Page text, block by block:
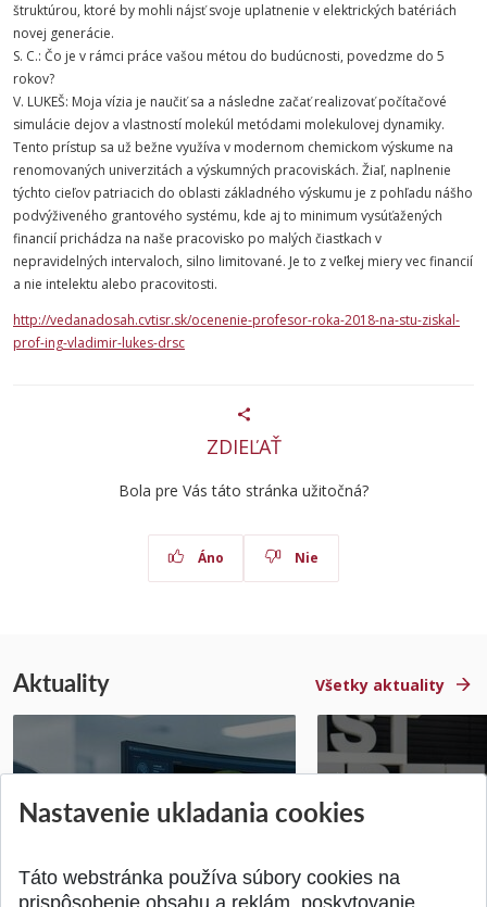
štruktúrou, ktoré by mohli nájsť svoje uplatnenie v elektrických batériách
novej generácie.
S. C.: Čo je v rámci práce vašou métou do budúcnosti, povedzme do 5
rokov?
V. LUKEŠ: Moja vízia je naučiť sa a následne začať realizovať počítačové
simulácie dejov a vlastností molekúl metódami molekulovej dynamiky.
Tento prístup sa už bežne využíva v modernom chemickom výskume na
renomovaných univerzitách a výskumných pracoviskách. Žiaľ, naplnenie
týchto cieľov patriacich do oblasti základného výskumu je z pohľadu nášho
podvýživeného grantového systému, kde aj to minimum vysúťažených
financií prichádza na naše pracovisko po malých čiastkach v
nepravidelných intervaloch, silno limitované. Je to z veľkej miery vec financií
a nie intelektu alebo pracovitosti.
http://vedanadosah.cvtisr.sk/ocenenie-profesor-roka-2018-na-stu-ziskal-
prof-ing-vladimir-lukes-drsc
ZDIEĽAŤ
Bola pre Vás táto stránka užitočná?
Áno Nie
Aktuality Všetky aktuality
Europe na posilnenie
Študentský tím z
jediný zastupoval
Nastavenie ukladania cookies
Táto webstránka používa súbory cookies na
prispôsobenie obsahu a reklám, poskytovanie